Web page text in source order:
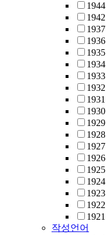
1944
1942
1937
1936
1935
1934
1933
1932
1931
1930
1929
1928
1927
1926
1925
1924
1923
1922
1921
작성언어